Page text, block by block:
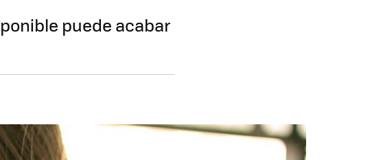
puede acabar